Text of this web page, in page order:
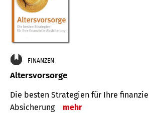
FINANZEN
Altersvorsorge
Die besten Strategien für Ihre
Absicherung
mehr